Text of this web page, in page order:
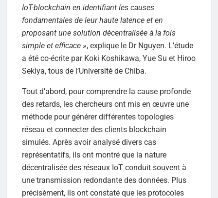
IoT-blockchain en identifiant les causes
fondamentales de leur haute latence et en
proposant une solution décentralisée à la fois
simple et efficace », explique le Dr Nguyen. L’étude
a été co-écrite par Koki Koshikawa, Yue Su et Hiroo
Sekiya, tous de l’Université de Chiba.
Tout d’abord, pour comprendre la cause profonde
des retards, les chercheurs ont mis en œuvre une
méthode pour générer différentes topologies
réseau et connecter des clients blockchain
simulés. Après avoir analysé divers cas
représentatifs, ils ont montré que la nature
décentralisée des réseaux IoT conduit souvent à
une transmission redondante des données. Plus
précisément, ils ont constaté que les protocoles